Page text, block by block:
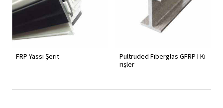
FRP Yassı Şerit
Pultruded Fiberglas GFRP I Ki
rişler